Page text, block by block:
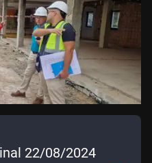
22/08/2024